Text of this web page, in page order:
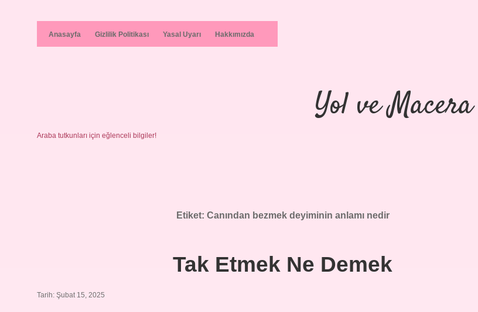
Anasayfa Gizlilik Politikası Yasal Uyarı Hakkımızda
Yol ve Macera
Araba tutkunları için eğlenceli bilgiler!
Etiket: Canından bezmek deyiminin anlamı nedir
Tak Etmek Ne Demek
Tarih: Şubat 15, 2025